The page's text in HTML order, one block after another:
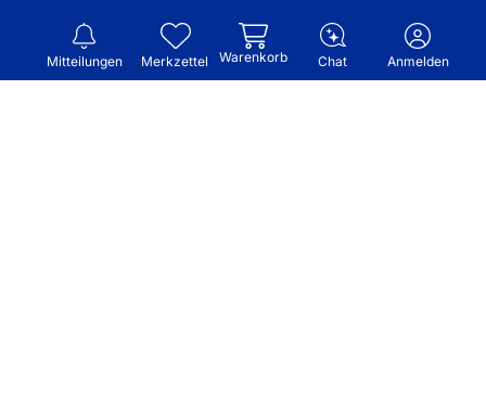
Mitteilungen Merkzettel Warenkorb Chat Anmelden